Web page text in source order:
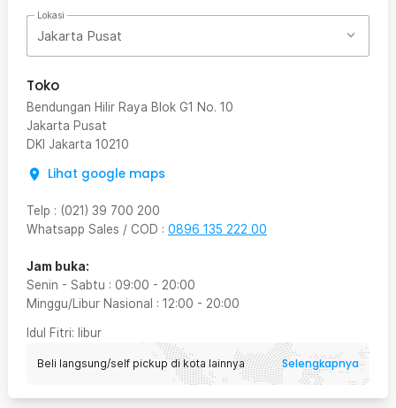
Lokasi
Jakarta Pusat
Toko
Bendungan Hilir Raya Blok G1 No. 10
Jakarta Pusat
DKI Jakarta 10210
Lihat google maps
Telp : (021) 39 700 200
Whatsapp Sales / COD : 0896 135 222 00
Jam buka:
Senin - Sabtu : 09:00 - 20:00
Minggu/Libur Nasional : 12:00 - 20:00
Idul Fitri: libur
Beli langsung/self pickup di kota lainnya Selengkapnya